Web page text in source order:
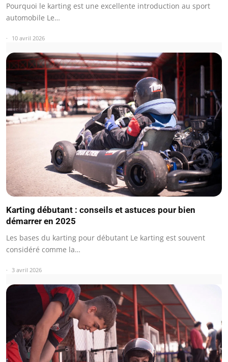
Pourquoi le karting est une excellente introduction au sport
automobile Le…
10 avril 2026
Karting débutant : conseils et astuces pour bien
démarrer en 2025
Les bases du karting pour débutant Le karting est souvent
considéré comme la…
3 avril 2026